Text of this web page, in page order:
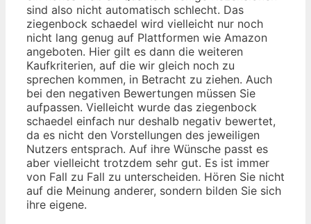
sind also nicht automatisch schlecht. Das
ziegenbock schaedel wird vielleicht nur noch
nicht lang genug auf Plattformen wie Amazon
angeboten. Hier gilt es dann die weiteren
Kaufkriterien, auf die wir gleich noch zu
sprechen kommen, in Betracht zu ziehen. Auch
bei den negativen Bewertungen müssen Sie
aufpassen. Vielleicht wurde das ziegenbock
schaedel einfach nur deshalb negativ bewertet,
da es nicht den Vorstellungen des jeweiligen
Nutzers entsprach. Auf ihre Wünsche passt es
aber vielleicht trotzdem sehr gut. Es ist immer
von Fall zu Fall zu unterscheiden. Hören Sie nicht
auf die Meinung anderer, sondern bilden Sie sich
ihre eigene.